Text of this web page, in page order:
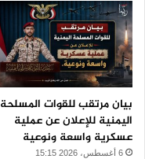
بيان مرتقب للقوات المسلحة
اليمنية للإعلان عن عملية
عسكرية واسعة ونوعية
6 أغسطس، 2026 15:15